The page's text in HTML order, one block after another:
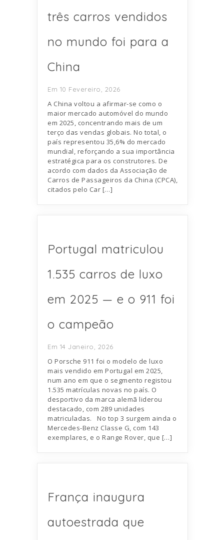
três carros vendidos
no mundo foi para a
China
Em 10 Fevereiro, 2026
A China voltou a afirmar-se como o
maior mercado automóvel do mundo
em 2025, concentrando mais de um
terço das vendas globais. No total, o
país representou 35,6% do mercado
mundial, reforçando a sua importância
estratégica para os construtores. De
acordo com dados da Associação de
Carros de Passageiros da China (CPCA),
citados pelo Car […]
Portugal matriculou
1.535 carros de luxo
em 2025 — e o 911 foi
o campeão
Em 14 Janeiro, 2026
O Porsche 911 foi o modelo de luxo
mais vendido em Portugal em 2025,
num ano em que o segmento registou
1.535 matrículas novas no país. O
desportivo da marca alemã liderou
destacado, com 289 unidades
matriculadas. No top 3 surgem ainda o
Mercedes-Benz Classe G, com 143
exemplares, e o Range Rover, que […]
França inaugura
autoestrada que